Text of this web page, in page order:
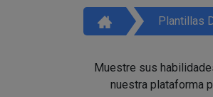
Plantillas
Muestre sus
nuestra plataforma